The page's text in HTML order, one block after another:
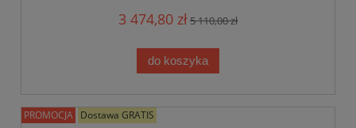
3 474,80 zł5 110,00 zł
do koszyka
PROMOCJA Dostawa GRATIS